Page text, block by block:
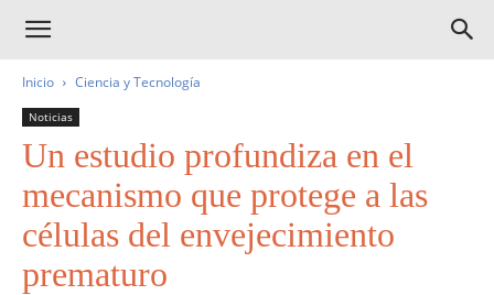
Inicio Ciencia y Tecnología
Noticias
Un estudio profundiza en el
mecanismo que protege a las
células del envejecimiento
prematuro